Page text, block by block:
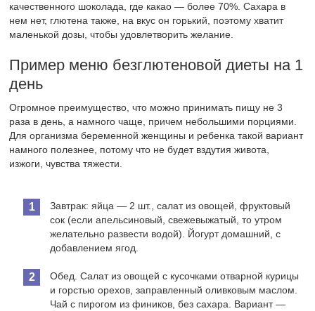
качественного шоколада, где какао — более 70%. Сахара в
нем нет, глютена также, на вкус он горький, поэтому хватит
маленькой дозы, чтобы удовлетворить желание.
Пример меню безглютеновой диеты на 1
день
Огромное преимущество, что можно принимать пищу не 3
раза в день, а намного чаще, причем небольшими порциями.
Для организма беременной женщины и ребенка такой вариант
намного полезнее, потому что не будет вздутия живота,
изжоги, чувства тяжести.
Завтрак: яйца — 2 шт., салат из овощей, фруктовый
сок (если апельсиновый, свежевыжатый, то утром
желательно развести водой). Йогурт домашний, с
добавлением ягод.
Обед. Салат из овощей с кусочками отварной курицы
и горстью орехов, заправленный оливковым маслом.
Чай с пирогом из фиников, без сахара. Вариант —